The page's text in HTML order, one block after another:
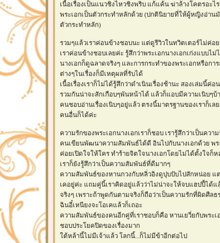
เนื้อเรื่องเป็นแนวชิงไหวชิงพริบ แก้แค้น ฆ่าล้างโคตรอะ
พระเอกเป็นตัวกระทำหลักด้วย (ปกตินิยายที่ให้ผู้หญิงอ่าน
ตัวกระทำหลัก)
รวมๆแล้วเราค่อนข้างชอบนะ แต่ดูรีวิวในทวิตเตอร์ไม่ค่อ
เราค่อนข้างชอบเลยค่ะ รู้สึกว่าพระเอกนางเอกเก่งแบบไม่
นางเอกก็ดูฉลาดจริงๆ และการกระทำของพระเอกหรือกา
ต่างๆในเรื่องก็มีเหตุผลที่รับได้
เนื้อเรื่องเราก็ไม่ได้รู้สึกว่าดำเนินเรื่องช้านะ สองเล่มนี้ค่อ
รวมกันน่าจะสักเกือบๆพันหน้าได้ แล้วก็แอบมีความเนิบๆบ้
คนชอบอ่านเรื่องเนิบๆอยู่แล้ว ตรงนี้มาตรฐานของเราก็เล
คนอื่นก็ได้ค่ะ
ความรักของพระเอกนางเอกเราก็ชอบ เรารู้สึกว่าเป็นควา
คนเขียนพัฒนาความสัมพันธ์ได้ดี อินไปกับนางเอกด้วย พร
ค่อยเปิดใจให้ใคร ทำร้ายจิตใจนางเอกโดยไม่ได้ตั้งใจ
เราก็ยังรู้สึกว่าเป็นความสัมพันธ์ที่ดีมากๆ
ความสัมพันธ์ของหานกวงกับหลิ่วอิงดูปุบปับไปสักหน่อย แ
เคอยู่ค่ะ แถมคู่นี้เราคิดอยู่แล้วว่าไม่น่าจะให้จบแฮปปี้ได้
จริงๆ เพราะถ้าพูดกันตามจริงก็ถือว่าเป็นความรักที่ผิดศีล
ฉินอี๋เหนียงจะโอเคแล้วก็เถอะ
ความสัมพันธ์ของคนอีกคู่ที่เราชอบก็คือ หานเยวี่ยกับพระเอ
ชอบประโยคปิดของเรื่องมาก
ต้หล้านี้ไม่มีเจ้าแล้ว โลกนี้...ก็ไม่มีข้าอีกต่อไป